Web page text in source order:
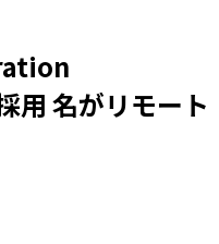
名がリモート